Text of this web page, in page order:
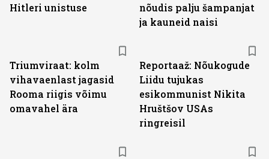
Hitleri unistuse
nõudis palju šampanjat
ja kauneid naisi
Triumviraat: kolm
vihavaenlast jagasid
Rooma riigis võimu
omavahel ära
Reportaaž: Nõukogude
Liidu tujukas
esikommunist Nikita
Hruštšov USAs
ringreisil